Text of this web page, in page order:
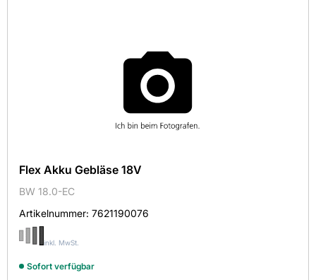
Flex Akku Gebläse 18V
BW 18.0-EC
Artikelnummer: 7621190076
inkl. MwSt.
Sofort verfügbar